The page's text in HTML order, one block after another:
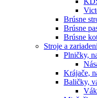
Brúsne
Brúsne
Brúsne
Stroje a
Plničky,
Krájače,
Baličky,